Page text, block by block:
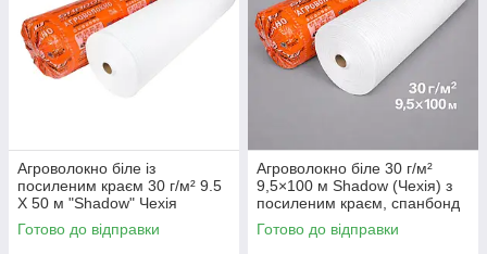
Агроволокно біле із
посиленим краєм 30 г/м² 9.5
Х 50 м "Shadow" Чехія
Готово до відправки
Агроволокно біле 30 г/м²
9,5×100 м Shadow (Чехія) з
посиленим краєм, спанбонд
для теплиць, парників і
укриття рослин
Готово до відправки